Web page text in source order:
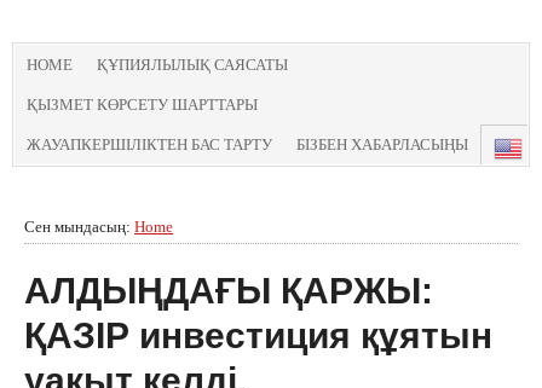
HOME ҚҰПИЯЛЫЛЫҚ САЯСАТЫ
ҚЫЗМЕТ КӨРСЕТУ ШАРТТАРЫ
ЖАУАПКЕРШІЛІКТЕН БАС ТАРТУ БІЗБЕН ХАБАРЛАСЫҢЫ
Сен мындасың: Home
АЛДЫҢДАҒЫ ҚАРЖЫ:
ҚАЗІР инвестиция құятын